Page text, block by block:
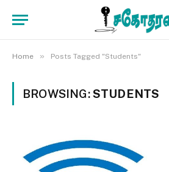
Home » Posts Tagged "Students"
BROWSING:STUDENTS